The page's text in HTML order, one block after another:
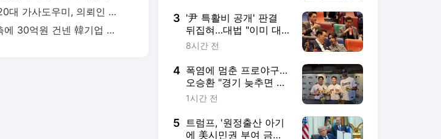
'당근'에서 구한 20대 가사도우미, 의뢰인 모친 유품 훔쳐가 | 연합뉴스
美민주, 트럼프 측에 30억원 건넨 韓기업 정조준…"잠재적 뇌물" | 연합뉴스
3 '尹 특활비 공개' 판결
뒤집혀…대법 "이미 대
통령기록관 이관"
8시간 전
4 폭염에 멈춘 프로야구…
오승환 "경기 늦추면 귀
가·이동도 문제"
1시간 전
5 트럼프, '원정출산 아기
에 美시민권 부여 금지'